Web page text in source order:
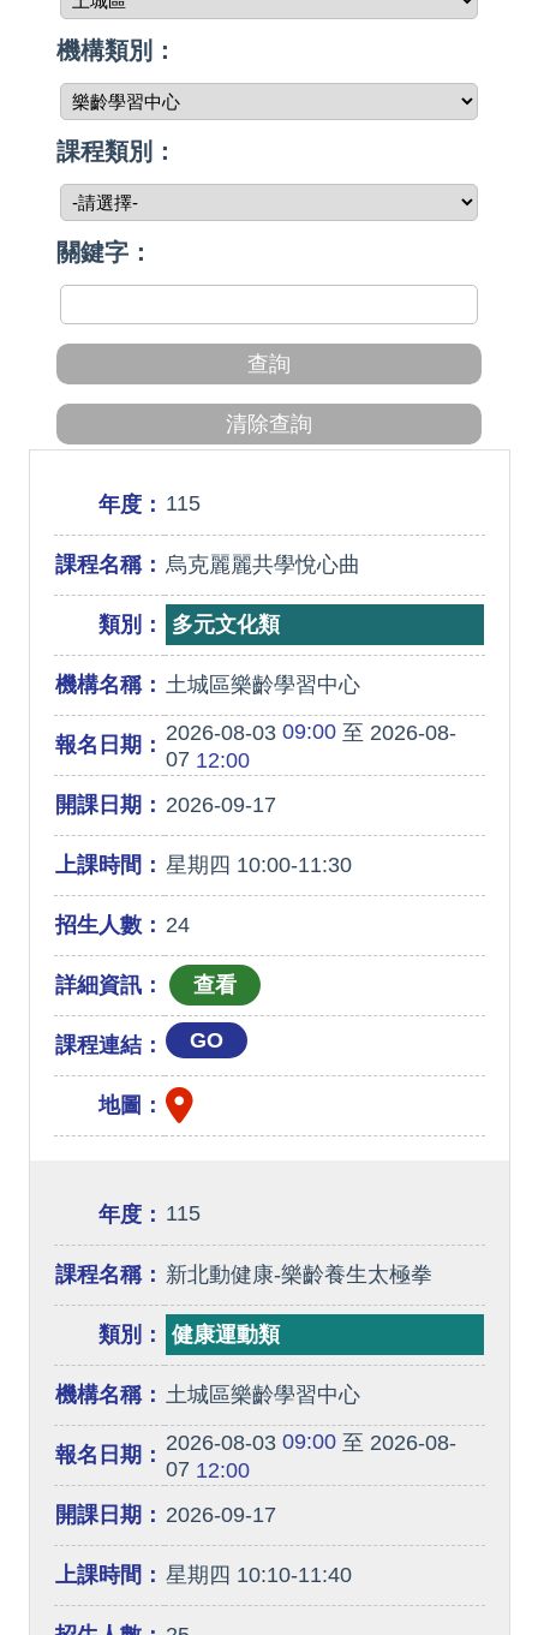
機構類別：
課程類別：
關鍵字：
年度： 115
課程名稱： 烏克麗麗共學悅心曲
類別： 多元文化類
機構名稱： 土城區樂齡學習中心
報名日期： 2026-08-0309:00至 2026-08-
07 12:00
開課日期： 2026-09-17
上課時間： 星期四 10:00-11:30
招生人數： 24
詳細資訊：
課程連結： GO
地圖：
年度： 115
課程名稱： 新北動健康-樂齡養生太極拳
類別： 健康運動類
機構名稱： 土城區樂齡學習中心
報名日期： 2026-08-0309:00至 2026-08-
07 12:00
開課日期： 2026-09-17
上課時間： 星期四 10:10-11:40